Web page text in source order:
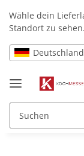
Wähle dein
Standort zu sehen.
Deutschland